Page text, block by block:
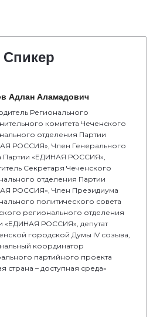
Спикер
Адлан Аламадович
Регионального
комитета Чеченского
отделения Партии
РОССИЯ», Член Генерального
Партии «ЕДИНАЯ РОССИЯ»,
Секретаря Чеченского
отделения Партии
РОССИЯ», Член Президиума
политического совета
регионального отделения
«ЕДИНАЯ РОССИЯ», депутат
городской Думы IV созыва,
координатор
партийного проекта
страна – доступная среда»